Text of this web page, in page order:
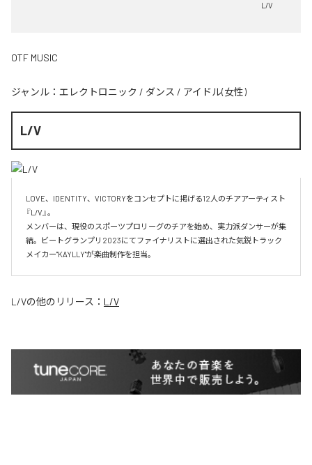
L/V
OTF MUSIC
ジャンル： エレクトロニック / ダンス / アイドル(女性)
L/V
LOVE、IDENTITY、VICTORYをコンセプトに掲げる12人のチアアーティスト
『L/V』。
メンバーは、現役のスポーツプロリーグのチアを始め、実力派ダンサーが集
結。ビートグランプリ2023にてファイナリストに選出された気鋭トラック
メイカー"KAYLLY"が楽曲制作を担当。
L/Vの他のリリース： L/V